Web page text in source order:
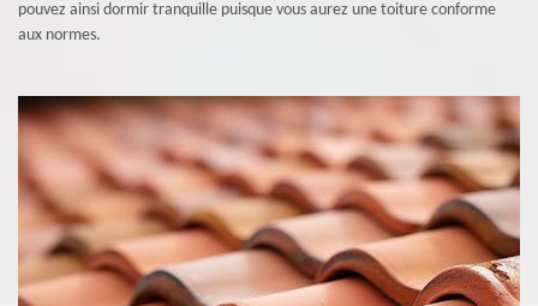
pouvez ainsi dormir tranquille puisque vous aurez une toiture conforme
aux normes.